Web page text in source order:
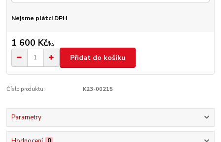
Nejsme plátci DPH
1 600 Kč/ks
Přidat do košíku
Číslo produktu: K23-00215
Parametry